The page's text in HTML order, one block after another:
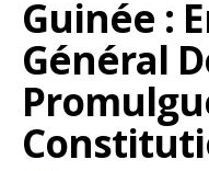
Guinée :
Général